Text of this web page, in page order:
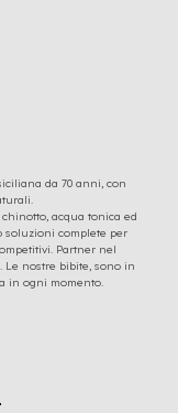
da 70 anni, con
acqua tonica ed
complete per
Partner nel
Le nostre bibite, sono in
in ogni momento.